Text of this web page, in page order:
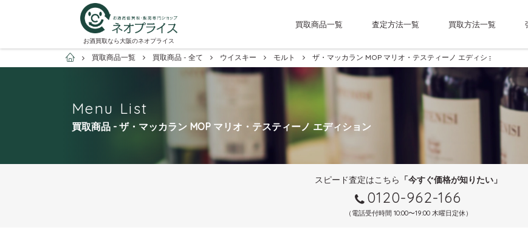
お酒買取なら大阪のネオプライス
買取商品一覧 査定方法一覧 買取方法一覧
お酒買取専門店ネオプライス
買取商品一覧 買取商品 - 全て ウイスキー モルト ザ・マッカラン MOP マリオ・テスティーノ エディション
Menu List
買取商品 - ザ・マッカラン MOP マリオ・テスティーノ エディション
スピード査定はこちら 「今すぐ価格が知りたい」
0120-962-166
（電話受付時間 10:00〜19:00 木曜日定休）